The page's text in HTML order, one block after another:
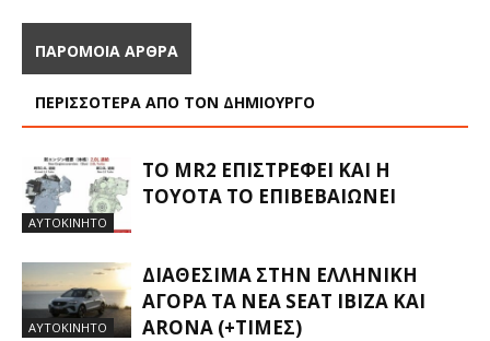
ΠΑΡΟΜΟΙΑ ΑΡΘΡΑ
ΠΕΡΙΣΣΟΤΕΡΑ ΑΠΟ ΤΟΝ ΔΗΜΙΟΥΡΓΟ
ΑΥΤΟΚΙΝΗΤΟ
ΤΟ MR2 ΕΠΙΣΤΡΈΦΕΙ ΚΑΙ Η
TOYOTA ΤΟ ΕΠΙΒΕΒΑΙΏΝΕΙ
ΑΥΤΟΚΙΝΗΤΟ
ΔΙΑΘΈΣΙΜΑ ΣΤΗΝ ΕΛΛΗΝΙΚΉ
ΑΓΟΡΆ ΤΑ ΝΈΑ SEAT IBIZA ΚΑΙ
ARONA (+ΤΙΜΈΣ)